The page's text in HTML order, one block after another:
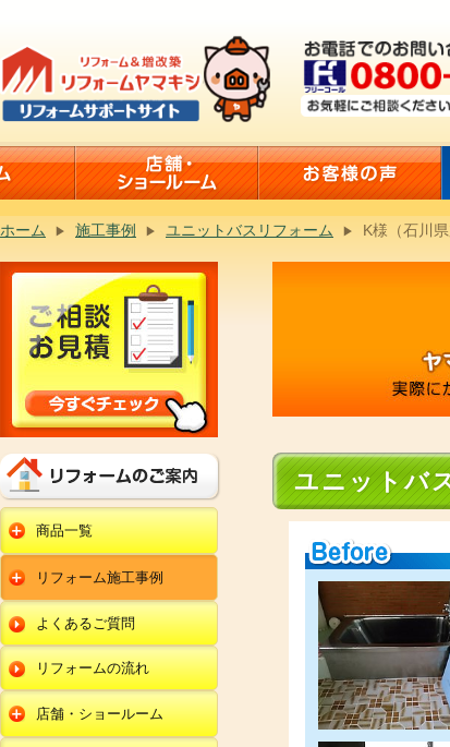
ホーム 施工事例 ユニットバスリフォーム K様（石川県
ユニットバ
商品一覧
水回りリフォーム
キッチンリフォーム
ユニットバスリフォー
ム
トイレリフォーム
洗面化粧台リフォー
ム
オール電化セット
エコキュート
給湯器
エクステリア
外壁塗装
内装リフォーム
リフォーム施工事例
キッチン
ユニットバス
トイレ
洗面化粧台
よくあるご質問
リフォームの流れ
店舗・ショールーム
田鶴浜店